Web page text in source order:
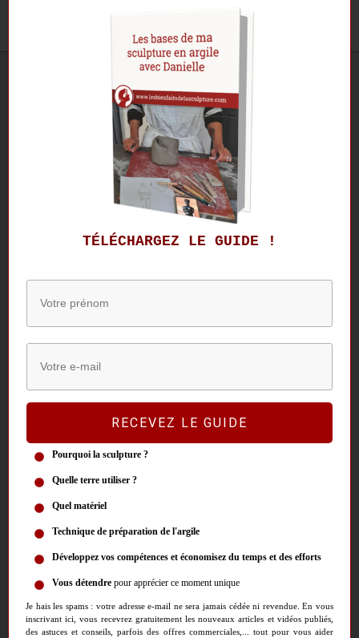
Les dernières publications
L’art de la topiaire : spectaculaire
sculpture du vivant
Une rencontre sur la falaise d’Étretat Il
y a des lieux qui changent le regard qu’on
0
CONTINUER LA LECTURE »
TÉLÉCHARGEZ LE GUIDE !
RECEVEZ LE GUIDE
Pourquoi la sculpture ?
Quelle terre utiliser ?
Quel matériel
Technique de préparation de l'argile
Développez vos compétences et économisez du temps et des efforts
Vous détendre pour apprécier ce moment unique
Je hais les spams : votre adresse e-mail ne sera jamais cédée ni revendue. En vous
inscrivant ici, vous recevrez gratuitement les nouveaux articles et vidéos publiés,
des astuces et conseils, parfois des offres commerciales,... tout pour vous aider